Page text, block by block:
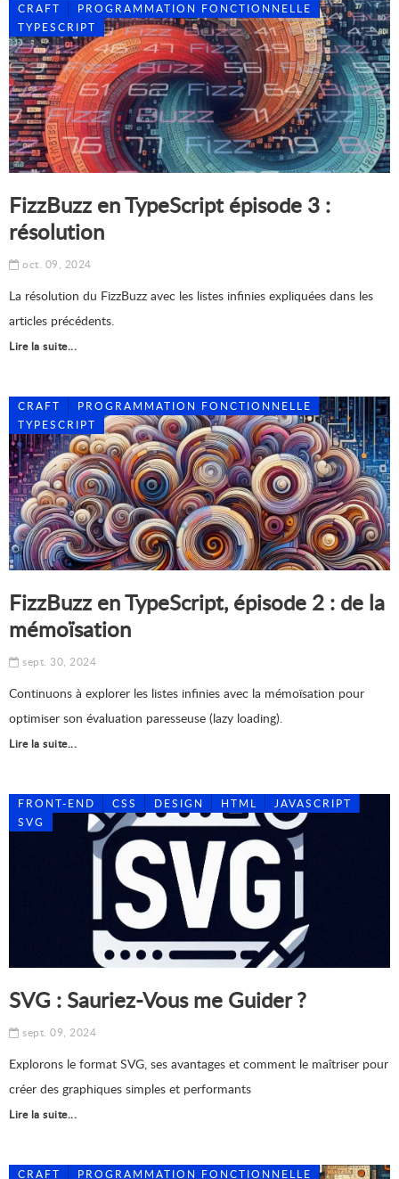
CRAFT
PROGRAMMATION FONCTIONNELLE
TYPESCRIPT
FizzBuzz en TypeScript épisode 3 :
résolution
oct. 09, 2024
La résolution du FizzBuzz avec les listes infinies expliquées dans les
articles précédents.
Lire la suite...
CRAFT
PROGRAMMATION FONCTIONNELLE
TYPESCRIPT
FizzBuzz en TypeScript, épisode 2 : de la
mémoïsation
sept. 30, 2024
Continuons à explorer les listes infinies avec la mémoïsation pour
optimiser son évaluation paresseuse (lazy loading).
Lire la suite...
FRONT-END CSS DESIGN HTML
JAVASCRIPT
SVG
SVG : Sauriez-Vous me Guider ?
sept. 09, 2024
Explorons le format SVG, ses avantages et comment le maîtriser pour
créer des graphiques simples et performants
Lire la suite...
CRAFT PROGRAMMATION FONCTIONNELLE